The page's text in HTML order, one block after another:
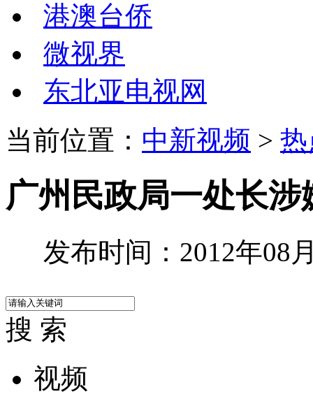
港澳台侨
微视界
东北亚电视网
当前位置： 中新视频 >
广州民政局一处长
发布时间：2012年08
搜 索
视频